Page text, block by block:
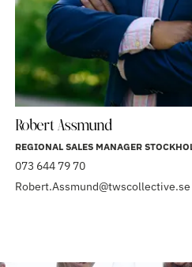
Robert Assmund
REGIONAL SALES MANAGER
073 644 79 70
Robert.Assmund@twscollective.se